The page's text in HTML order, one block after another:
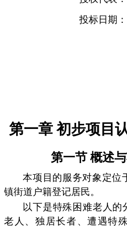
投标日期
第一章 初步项目
第一节 概述
本项目的服务对象定
镇街道户籍登记居民。
以下是特殊困难老人的
老人、独居长者、遭遇特